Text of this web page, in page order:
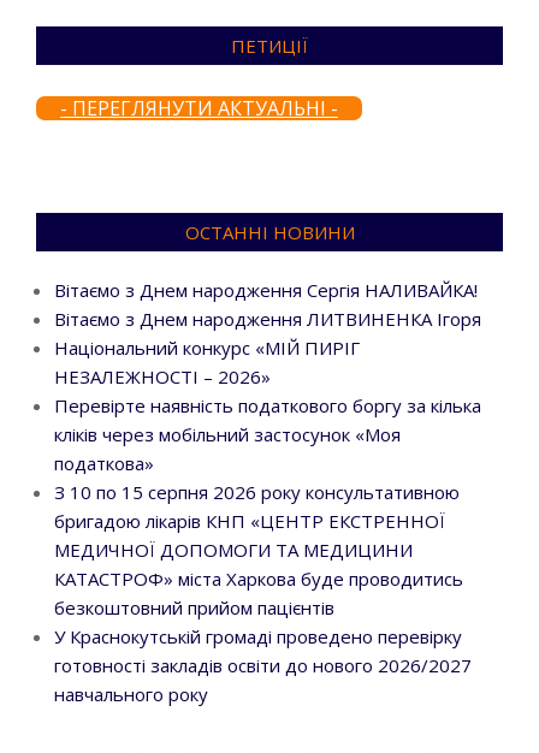
ПЕТИЦІЇ
- ПЕРЕГЛЯНУТИ АКТУАЛЬНІ -
ОСТАННІ НОВИНИ
Вітаємо з Днем народження Сергія НАЛИВАЙКА!
Вітаємо з Днем народження ЛИТВИНЕНКА Ігоря
Національний конкурс «МІЙ ПИРІГ
НЕЗАЛЕЖНОСТІ – 2026»
Перевірте наявність податкового боргу за кілька
кліків через мобільний застосунок «Моя
податкова»
З 10 по 15 серпня 2026 року консультативною
бригадою лікарів КНП «ЦЕНТР ЕКСТРЕННОЇ
МЕДИЧНОЇ ДОПОМОГИ ТА МЕДИЦИНИ
КАТАСТРОФ» міста Харкова буде проводитись
безкоштовний прийом пацієнтів
У Краснокутській громаді проведено перевірку
готовності закладів освіти до нового 2026/2027
навчального року